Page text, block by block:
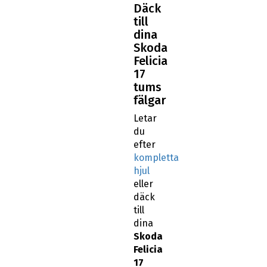
Däck
till
dina
Skoda
Felicia
17
tums
fälgar
Letar
du
efter
kompletta
hjul
eller
däck
till
dina
Skoda
Felicia
17